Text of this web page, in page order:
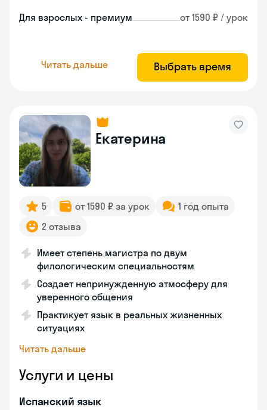
Для взрослых - премиум от 1590 ₽ / урок
Читать дальше Выбрать время
Екатерина
5 от 1590 ₽ за урок
1 год опыта
2 отзыва
Имеет степень магистра по двум
филологическим специальностям
Создает непринужденную атмосферу для
уверенного общения
Практикует язык в реальных жизненных
ситуациях
Читать дальше
Услуги и цены
Испанский язык